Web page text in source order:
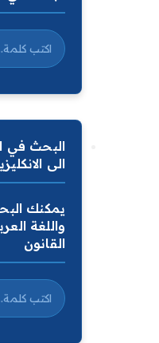
البحث في
الى
يمكنك
واللغة
القانون